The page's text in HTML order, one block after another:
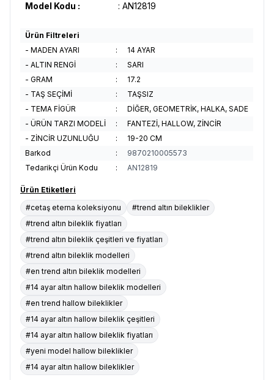
Model Kodu : : AN12819
Ürün Filtreleri
- MADEN AYARI
:
14 AYAR
- ALTIN RENGİ
:
SARI
- GRAM
:
17.2
- TAŞ SEÇİMİ
:
TAŞSIZ
- TEMA FİGÜR
:
DİĞER, GEOMETRİK, HALKA, SADE
- ÜRÜN TARZI MODELİ
:
FANTEZİ, HALLOW, ZİNCİR
- ZİNCİR UZUNLUĞU
:
19-20 CM
Barkod
:
9870210005573
Tedarikçi Ürün Kodu
: AN12819
Ürün Etiketleri
#cetaş eterna koleksiyonu
#trend altın bileklikler
#trend altın bileklik fiyatları
#trend altın bileklik çeşitleri ve fiyatları
#trend altın bileklik modelleri
#en trend altın bileklik modelleri
#14 ayar altın hallow bileklik modelleri
#en trend hallow bileklikler
#14 ayar altın hallow bileklik çeşitleri
#14 ayar altın hallow bileklik fiyatları
#yeni model hallow bileklikler
#14 ayar altın hallow bileklikler